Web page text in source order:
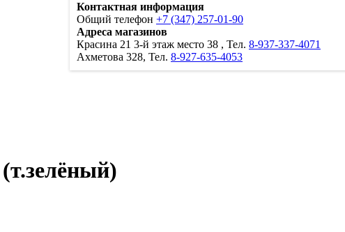
Контактная информация
Общий телефон +7 (347) 257-01-90
Адреса магазинов
Красина 21 3-й этаж место 38 , Тел. 8-937-337-4071
Ахметова 328, Тел. 8-927-635-4053